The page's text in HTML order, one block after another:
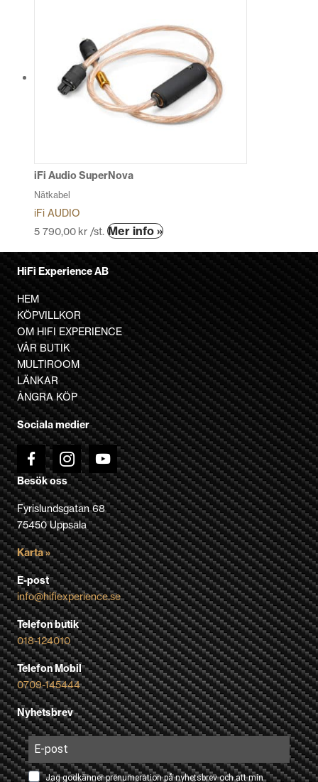
har
flera
varianter.
De
olika
alternativen
kan
iFi Audio SuperNova
Nätkabel
iFi AUDIO
5 790,00 kr /st. Mer info »Den
varianter.
De
olika
alternativen
kan
väljas
på
produktsidan
HiFi Experience AB
HEM
KÖPVILLKOR
OM HIFI EXPERIENCE
VÅR BUTIK
MULTIROOM
LÄNKAR
ÅNGRA KÖP
Sociala medier
Besök oss
Fyrislundsgatan 68
75450 Uppsala
Karta »
E-post
info@hifiexperience.se
Telefon butik
018-124010
Telefon Mobil
0709-145444
Nyhetsbrev
Jag godkänner prenumeration på nyhetsbrev och att min